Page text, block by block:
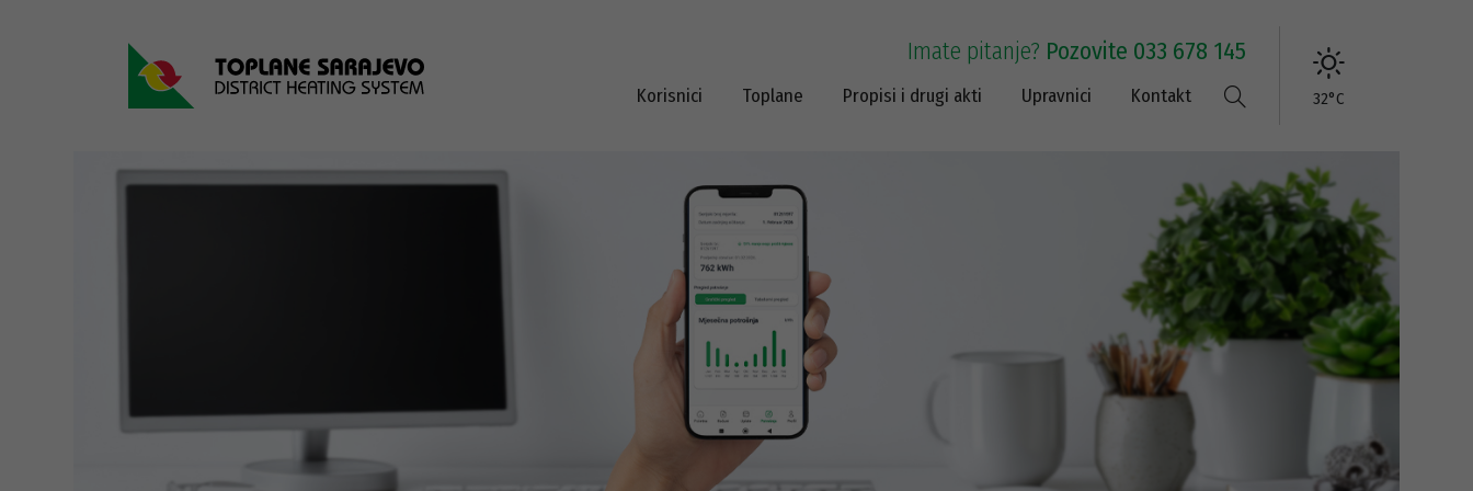
32°C
Imate pitanje? Pozovite 033 678 145
Korisnici Toplane Propisi i drugi akti Upravnici Kontakt